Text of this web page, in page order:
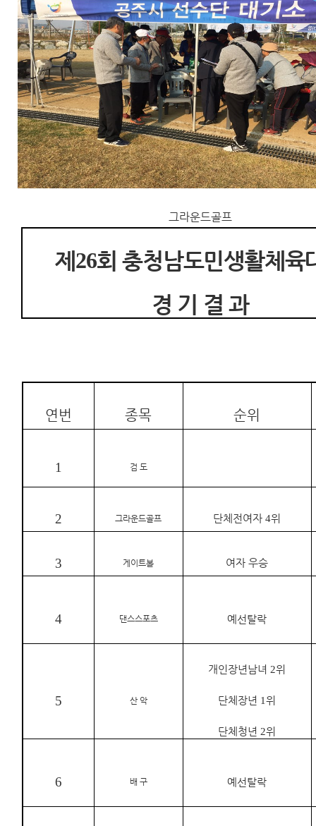
그라운드골프
제 26회 충청남도민생활체육
경 기 결 과
연번 종목 순위
1 검 도
2 그라운드골프 단체전여자 4위
3 게이트볼 여자 우승
4 댄스스포츠 예선탈락
5 산 악
개인장년남녀 2위
단체장년 1위
단체청년 2위
6 배 구 예선탈락